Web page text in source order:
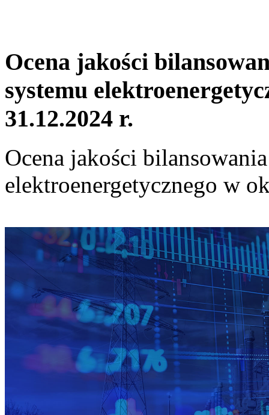
Ocena jakości
systemu
31.12.2024 r.
Ocena jakości
elektroenergetycznego w